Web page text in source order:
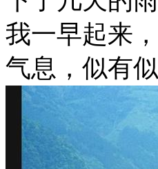
我一早起来
气息，似有